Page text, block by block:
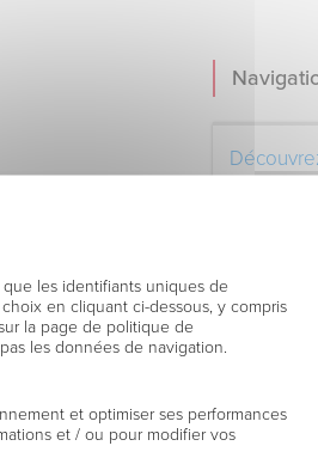
Pendant
Votre
les identifiants uniques de
en cliquant ci-dessous, y compris
la page de politique de
les données de navigation.
et optimiser ses performances
et / ou pour modifier vos